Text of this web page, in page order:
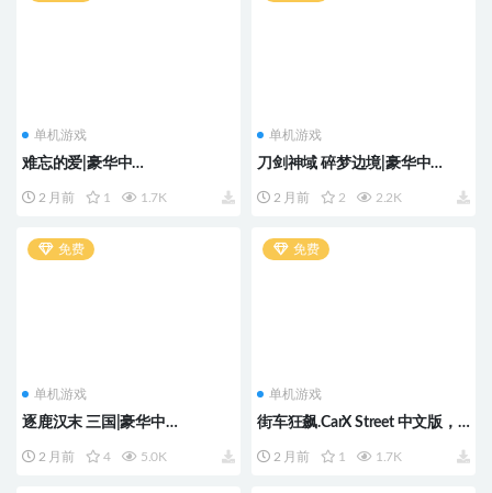
单机游戏
难忘的爱|豪华中
光告白+全DLC
2 月前 1 1.7K
单机游戏
刀剑神域 碎梦边境|豪华中
诗篇+预购特典+季票+全DLC-支
2 月前 2 2.2K
免费
单机游戏
逐鹿汉末 三国|豪华中
2 月前 4 5.0K
免费
单机游戏
街车狂飙.CarX Street 中文版，
2 月前 1 1.7K